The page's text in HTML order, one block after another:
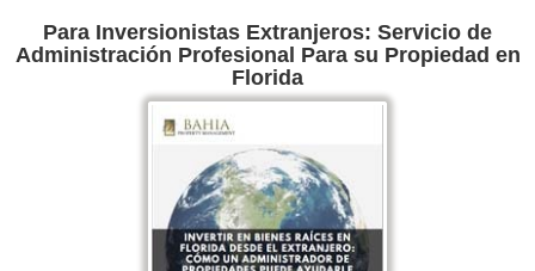
Para Inversionistas Extranjeros: Servicio de
Administración Profesional Para su Propiedad en
Florida